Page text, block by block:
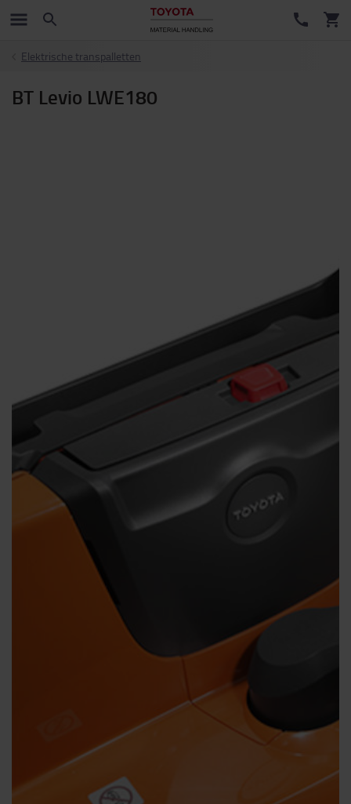
Elektrische transpalletten
BT Levio LWE180